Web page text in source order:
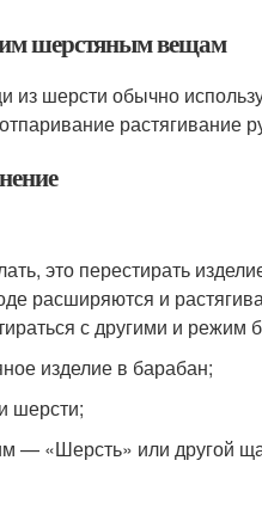
шерстяным вещам
из шерсти обычно
растягивание
это перестирать
расширяются и
с другими и
изделие в барабан;
шерсти;
— «Шерсть» или другой